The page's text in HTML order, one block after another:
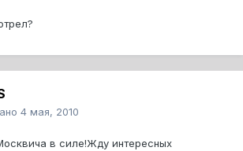
4 мая, 2010
в силе!Жду интересных